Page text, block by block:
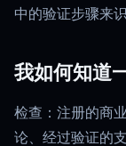
中的验证步骤来
我如何知道
检查：注册的商
论、经过验证的